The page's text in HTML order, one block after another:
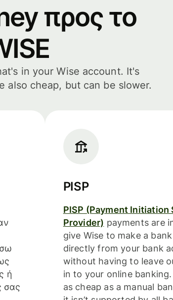
προς το
in your Wise account. It's
also cheap, but can be slower.
ή
σας
PISP
PISP (Payment Initiation
Provider) payments are
give Wise to make a
directly from your bank
without having to leave
in to your online
as cheap as a manual